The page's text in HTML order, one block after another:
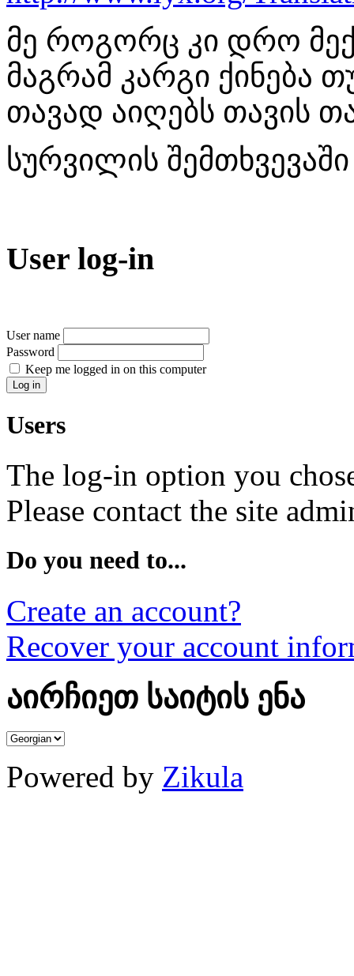
მე როგორც კი დრო
მაგრამ კარგი ქინება
თავად აიღებს თავის
სურვილის
User log-in
User name
Password
Keep me logged in on this computer
Users
The log-in option you
Please contact the site
Do you need to...
Create an account?
Recover your account
აირჩიეთ საიტის ენა
Powered by Zikula